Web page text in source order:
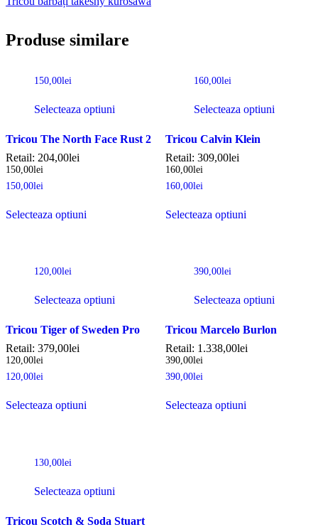
Produse similare
150,00lei
Selecteaza optiuni
Tricou The North Face Rust 2
Retail: 204,00lei
150,00lei
150,00lei
Selecteaza optiuni
160,00lei
Selecteaza optiuni
Tricou Calvin Klein
Retail: 309,00lei
160,00lei
160,00lei
Selecteaza optiuni
120,00lei
Selecteaza optiuni
Tricou Tiger of Sweden Pro
Retail: 379,00lei
120,00lei
120,00lei
Selecteaza optiuni
390,00lei
Selecteaza optiuni
Tricou Marcelo Burlon
Retail: 1.338,00lei
390,00lei
390,00lei
Selecteaza optiuni
130,00lei
Selecteaza optiuni
Tricou Scotch & Soda Stuart